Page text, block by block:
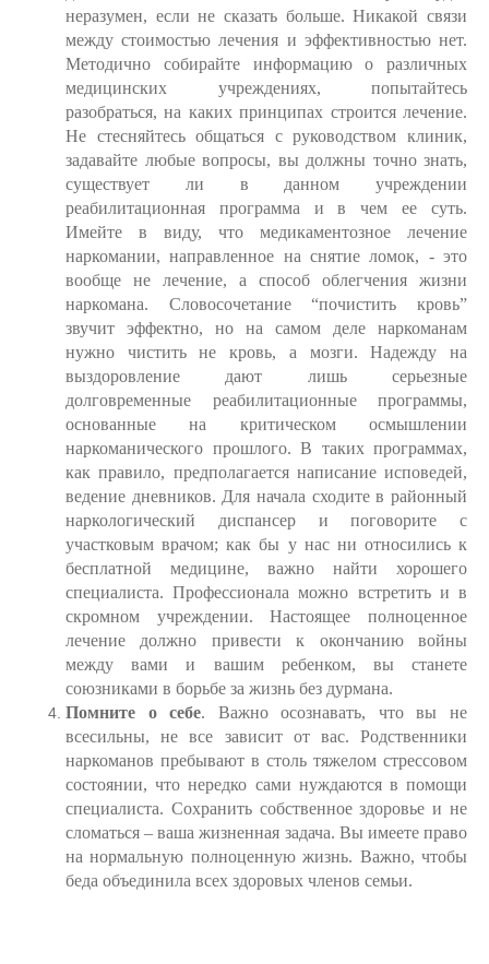
неразумен, если не сказать больше. Никакой связи
между стоимостью лечения и эффективностью нет.
Методично собирайте информацию о различных
медицинских учреждениях, попытайтесь
разобраться, на каких принципах строится лечение.
Не стесняйтесь общаться с руководством клиник,
задавайте любые вопросы, вы должны точно знать,
существует ли в данном учреждении
реабилитационная программа и в чем ее суть.
Имейте в виду, что медикаментозное лечение
наркомании, направленное на снятие ломок, - это
вообще не лечение, а способ облегчения жизни
наркомана. Словосочетание “почистить кровь”
звучит эффектно, но на самом деле наркоманам
нужно чистить не кровь, а мозги. Надежду на
выздоровление дают лишь серьезные
долговременные реабилитационные программы,
основанные на критическом осмышлении
наркоманического прошлого. В таких программах,
как правило, предполагается написание исповедей,
ведение дневников. Для начала сходите в районный
наркологический диспансер и поговорите с
участковым врачом; как бы у нас ни относились к
бесплатной медицине, важно найти хорошего
специалиста. Профессионала можно встретить и в
скромном учреждении. Настоящее полноценное
лечение должно привести к окончанию войны
между вами и вашим ребенком, вы станете
союзниками в борьбе за жизнь без дурмана.
Помните о себе. Важно осознавать, что вы не
всесильны, не все зависит от вас. Родственники
наркоманов пребывают в столь тяжелом стрессовом
состоянии, что нередко сами нуждаются в помощи
специалиста. Сохранить собственное здоровье и не
сломаться – ваша жизненная задача. Вы имеете право
на нормальную полноценную жизнь. Важно, чтобы
беда объединила всех здоровых членов семьи.